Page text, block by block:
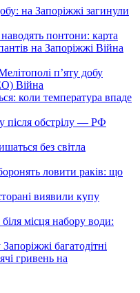
на Запоріжжі загинули
понтони: карта
на Запоріжжі Війна
п’яту добу
Війна
коли температура впаде
після обстрілу — РФ
без світла
ловити раків: що
виявили купу
місця набору води:
багатодітні
гривень на